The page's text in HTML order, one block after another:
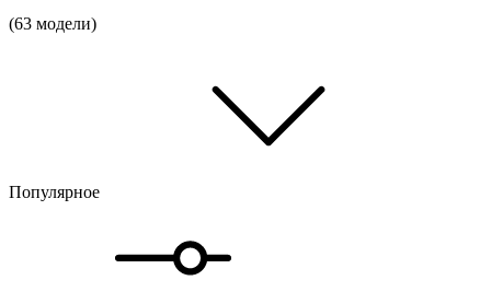
(63 модели)
Популярное